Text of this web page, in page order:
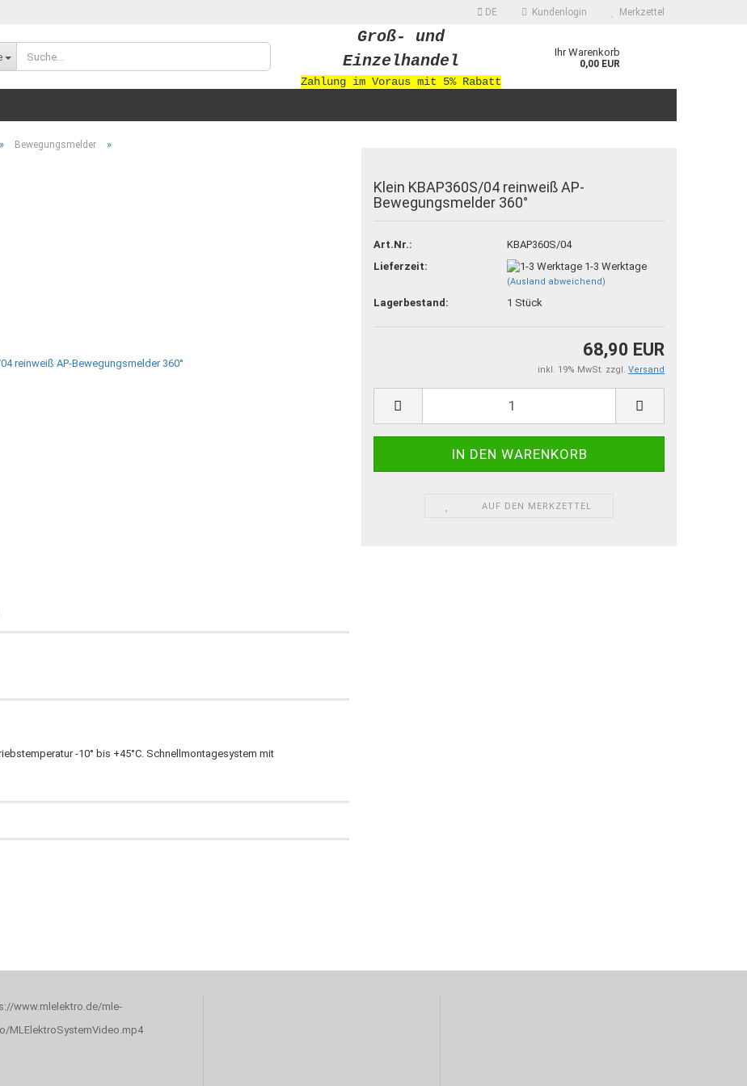
DE Kundenlogin Merkzettel
Groß- und
Einzelhandel
Zahlung im Voraus mit 5% Rabatt
Ihr Warenkorb
0,00 EUR
» Bewegungsmelder »
Klein KBAP360S/04 reinweiß AP-
Bewegungsmelder 360°
Art.Nr.:
KBAP360S/04
Lieferzeit:
1-3 Werktage
(Ausland abweichend)
Lagerbestand: 1 Stück
68,90 EUR
inkl. 19% MwSt. zzgl. Versand
AUF DEN MERKZETTEL
-10° bis +45°C. Schnellmontagesystem mit
www.mlelektro.de/mle-
MLElektroSystemVideo.mp4